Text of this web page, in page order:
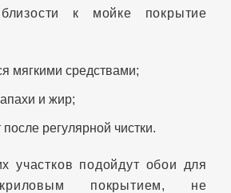
к мойке покрытие
мягкими средствами;
и жир;
после регулярной чистки.
участков подойдут обои для
покрытием, не